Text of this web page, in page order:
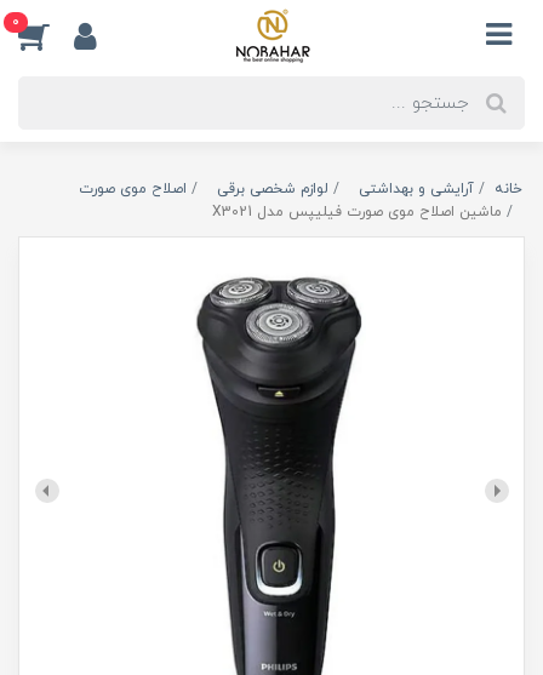
0
خانه آرایشی و بهداشتی لوازم شخصی برقی
اصلاح موی صورت
ماشین اصلاح موی صورت فیلیپس مدل X3021